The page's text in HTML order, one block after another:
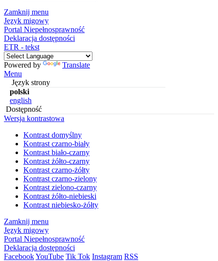
Zamknij menu
Język migowy
Portal Niepełnosprawność
Deklaracja dostępności
ETR - tekst
Powered by
Translate
Menu
Język strony
polski
english
Dostępność
Wersja kontrastowa
Kontrast domyślny
Kontrast czarno-biały
Kontrast biało-czarny
Kontrast żółto-czarny
Kontrast czarno-żółty
Kontrast czarno-zielony
Kontrast zielono-czarny
Kontrast żółto-niebieski
Kontrast niebiesko-żółty
Zamknij menu
Język migowy
Portal Niepełnosprawność
Deklaracja dostępności
FacebookYouTube Tik Tok Instagram RSS